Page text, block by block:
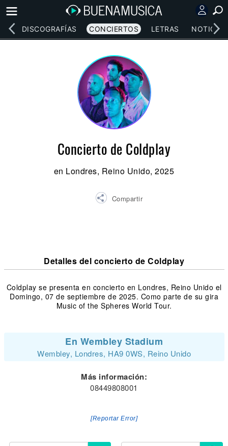
DISCOGRAFÍAS CONCIERTOS LETRAS NOTICIAS
Concierto de Coldplay
en Londres, Reino Unido, 2025
Compartir
Detalles del concierto de Coldplay
Coldplay se presenta en concierto en Londres, Reino Unido el
Domingo, 07 de septiembre de 2025. Como parte de su gira
Music of the Spheres World Tour.
En Wembley Stadium
Wembley, Londres, HA9 0WS, Reino Unido
Más información:
08449808001
[Reportar Error]